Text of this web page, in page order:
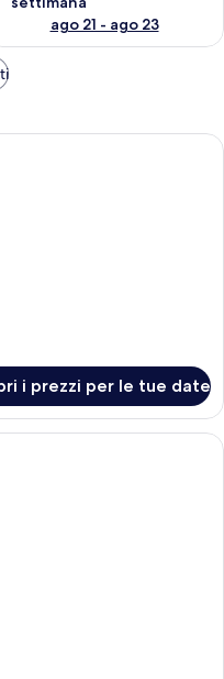
ago 21 - ago 23
i prezzi per le tue date
una cassaforte in camera,